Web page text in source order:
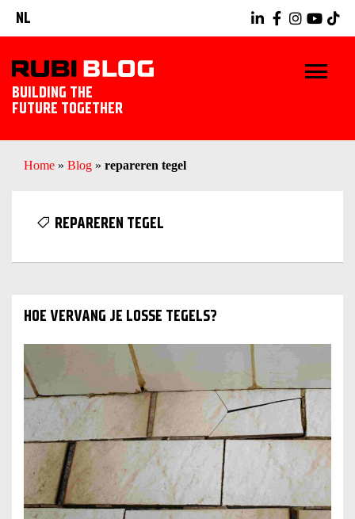
NL
BUILDING THE
FUTURE TOGETHER
HOME
ONTDEK RUBI
Home » Blog » repareren tegel
REPAREREN TEGEL
HOE VERVANG JE LOSSE TEGELS?